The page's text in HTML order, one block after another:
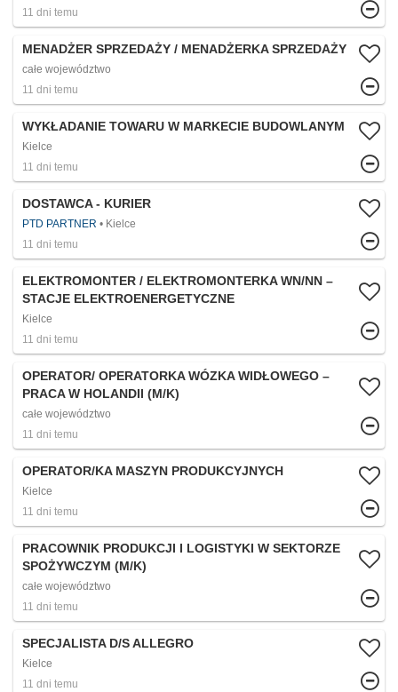
11 dni temu
MENADŻER SPRZEDAŻY / MENADŻERKA SPRZEDAŻY
całe województwo
11 dni temu
WYKŁADANIE TOWARU W MARKECIE BUDOWLANYM
Kielce
11 dni temu
DOSTAWCA - KURIER
PTD PARTNER
Kielce
11 dni temu
ELEKTROMONTER / ELEKTROMONTERKA WN/NN –
STACJE ELEKTROENERGETYCZNE
Kielce
11 dni temu
OPERATOR/ OPERATORKA WÓZKA WIDŁOWEGO –
PRACA W HOLANDII (M/K)
całe województwo
11 dni temu
OPERATOR/KA MASZYN PRODUKCYJNYCH
Kielce
11 dni temu
PRACOWNIK PRODUKCJI I LOGISTYKI W SEKTORZE
SPOŻYWCZYM (M/K)
całe województwo
11 dni temu
SPECJALISTA D/S ALLEGRO
Kielce
11 dni temu